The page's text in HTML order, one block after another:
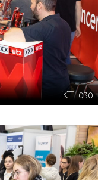
KT_030